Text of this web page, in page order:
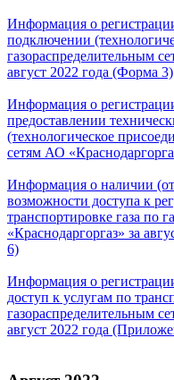
Информация о
подключении
газораспределительным
август 2022 года (Форма 3)
Информация о
предоставлении
(технологическое
сетям АО
Информация о наличии
возможности доступа к
транспортировке газа по
«Краснодаргоргаз» за
6)
Информация о
доступ к услугам по
газораспределительным
август 2022 года